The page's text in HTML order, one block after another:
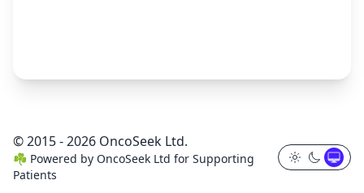
© 2015 - 2026 OncoSeek Ltd.
☘️ Powered by OncoSeek Ltd for Supporting
Patients